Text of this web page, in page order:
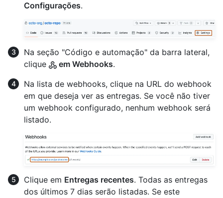
Configurações.
Na seção "Código e automação" da barra lateral,
clique
em Webhooks.
Na lista de webhooks, clique na URL do webhook
em que deseja ver as entregas. Se você não tiver
um webhook configurado, nenhum webhook será
listado.
Clique em Entregas recentes. Todas as entregas
dos últimos 7 dias serão listadas. Se este